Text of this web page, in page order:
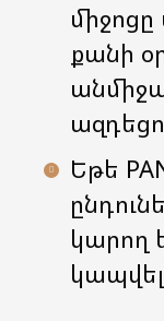
քանի
Եթե
կարող